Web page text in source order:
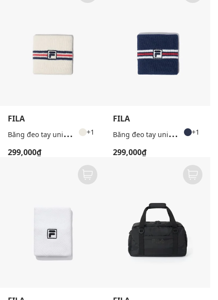
FILA
B
ăng đeo tay unisex Heritage +1
299,000₫
FILA
B
ăng đeo tay unisex Heritage +1
299,000₫